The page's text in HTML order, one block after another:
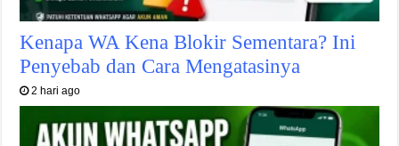
Kenapa WA Kena Blokir Sementara? Ini
Penyebab dan Cara Mengatasinya
2 hari ago